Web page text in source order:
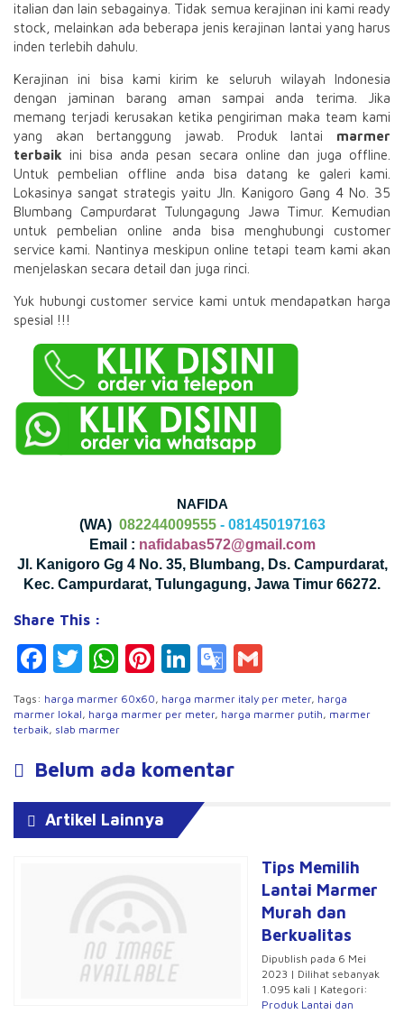
italian dan lain sebagainya. Tidak semua kerajinan ini kami ready
stock, melainkan ada beberapa jenis kerajinan lantai yang harus
inden terlebih dahulu.
Kerajinan ini bisa kami kirim ke seluruh wilayah Indonesia
dengan jaminan barang aman sampai anda terima. Jika
memang terjadi kerusakan ketika pengiriman maka team kami
yang akan bertanggung jawab. Produk lantai marmer
terbaikini bisa anda pesan secara online dan juga offline.
Untuk pembelian offline anda bisa datang ke galeri kami.
Lokasinya sangat strategis yaitu Jln. Kanigoro Gang 4 No. 35
Blumbang Campurdarat Tulungagung Jawa Timur. Kemudian
untuk pembelian online anda bisa menghubungi customer
service kami. Nantinya meskipun online tetapi team kami akan
menjelaskan secara detail dan juga rinci.
Yuk hubungi customer service kami untuk mendapatkan harga
spesial !!!
NAFIDA
(WA)082244009555 - 081450197163
Email : nafidabas572@gmail.com
Jl. Kanigoro Gg 4 No. 35, Blumbang, Ds. Campurdarat,
Kec. Campurdarat, Tulungagung, Jawa Timur 66272.
Share This :
Facebook
Twitter
WhatsApp
Pinterest
LinkedIn
Google
Translate
Tags: harga marmer 60x60, harga marmer italy per meter, harga
marmer lokal, harga marmer per meter, harga marmer putih, marmer
terbaik, slab marmer
Belum ada komentar
Artikel Lainnya
Tips Memilih
Lantai Marmer
Murah dan
Berkualitas
Dipublish pada 6 Mei
2023 | Dilihat sebanyak
1.095 kali | Kategori:
Produk Lantai dan